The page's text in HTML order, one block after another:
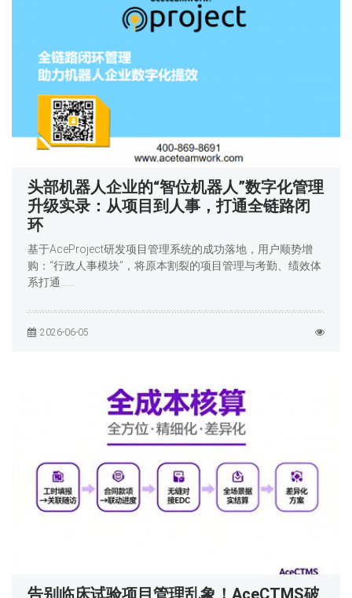
头部机器人企业的“智位机器人”数字化管理
升级实录：从项目到人事，打通全链路闭
环
基于AceProject研发项目管理系统的成功落地，用户顺势增
购：“行政人事模块”，将原本割裂的项目管理与考勤、绩效体
系打通……
2026-06-05
告别临床试验项目管理乱象！AceCTMS破